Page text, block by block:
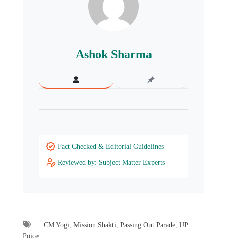
Ashok Sharma
Fact Checked & Editorial Guidelines
Reviewed by: Subject Matter Experts
CM Yogi, Mission Shakti, Passing Out Parade, UP
Poice